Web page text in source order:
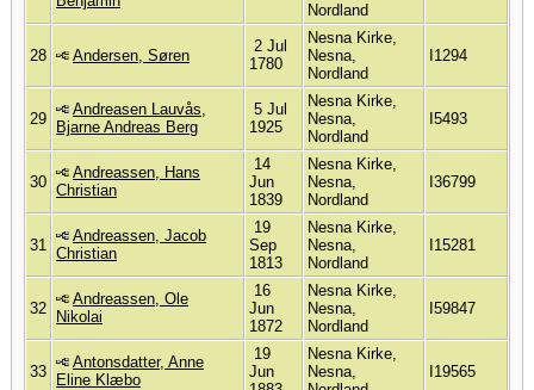
Nordland
28 Andersen, Søren
2 Jul
1780
Nesna Kirke,
Nesna,
Nordland
I1294
29
Andreasen Lauvås,
Bjarne Andreas Berg
5 Jul
1925
Nesna Kirke,
Nesna,
Nordland
I5493
30
Andreassen, Hans
Christian
14
Jun
1839
Nesna Kirke,
Nesna,
Nordland
I36799
31
Andreassen, Jacob
Christian
19
Sep
1813
Nesna Kirke,
Nesna,
Nordland
I15281
32
Andreassen, Ole
Nikolai
16
Jun
1872
Nesna Kirke,
Nesna,
Nordland
I59847
33
Antonsdatter, Anne
Eline Klæbo
19
Jun
Nesna Kirke,
Nesna,
I19565